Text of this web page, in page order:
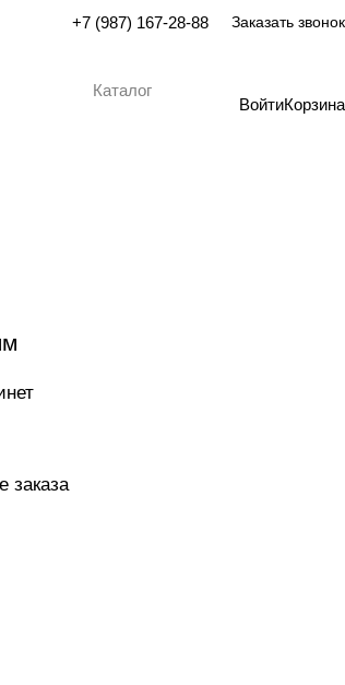
+7 (987) 167-28-88 Заказать звонок
Каталог
ВойтиКорзина
заказа